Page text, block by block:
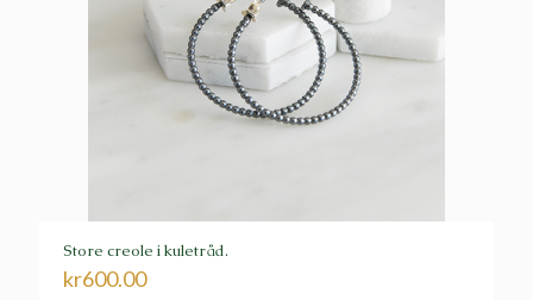
Store creole i kuletråd.
kr600.00